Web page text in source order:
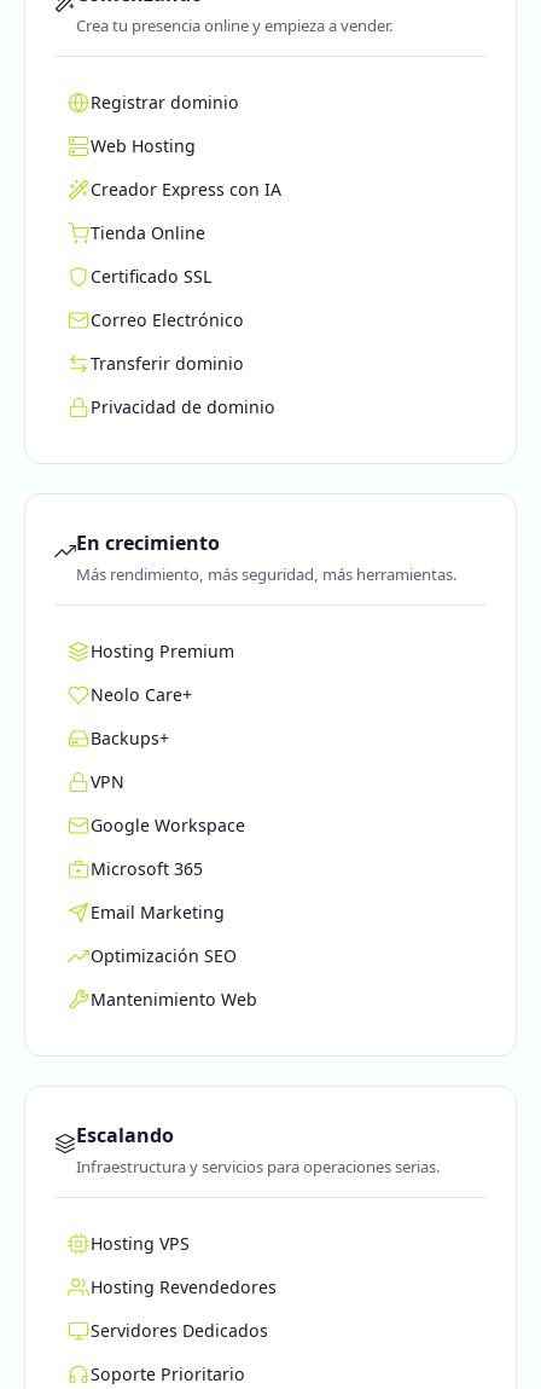
Crea tu presencia online y empieza a vender.
Registrar dominio
Web Hosting
Creador Express con IA
Tienda Online
Certificado SSL
Correo Electrónico
Transferir dominio
Privacidad de dominio
En crecimiento
Más rendimiento, más seguridad, más herramientas.
Hosting Premium
Neolo Care+
Backups+
VPN
Google Workspace
Microsoft 365
Email Marketing
Optimización SEO
Mantenimiento Web
Escalando
Infraestructura y servicios para operaciones serias.
Hosting VPS
Hosting Revendedores
Servidores Dedicados
Soporte Prioritario